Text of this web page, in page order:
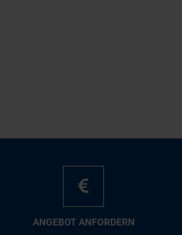
AN­GE­BOT AN­FOR­DERN